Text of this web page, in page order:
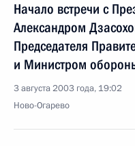
Начало встречи с
Александром
Председателя
и Министром
3 августа 2003 года, 19:02
Ново-Огарево